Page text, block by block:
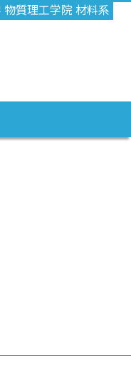
物質理工学院 材料系